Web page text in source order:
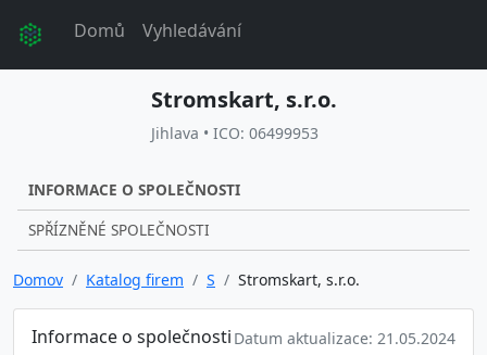
Domů Vyhledávání
Stromskart, s.r.o.
Jihlava • ICO: 06499953
INFORMACE O SPOLEČNOSTI
SPŘÍZNĚNÉ SPOLEČNOSTI
Domov Katalog firem S Stromskart, s.r.o.
Informace o společnosti Datum aktualizace: 21.05.2024